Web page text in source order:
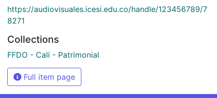
https://audiovisuales.icesi.edu.co/handle/123456789/7
8271
Collections
FFDO - Cali - Patrimonial
Full item page